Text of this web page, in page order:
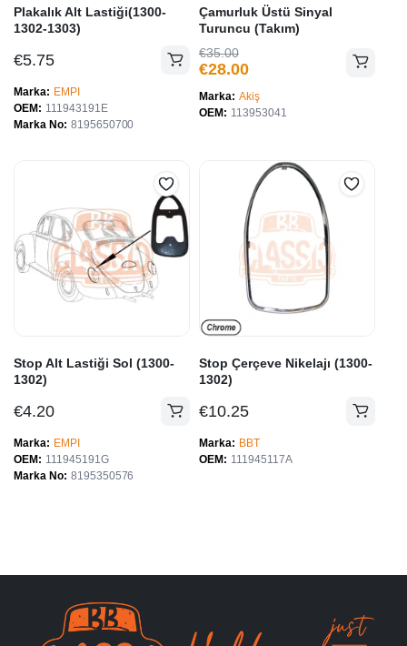
Plakalık Alt Lastiği(1300-
1302-1303)
€5.75
Marka
EMPI
OEM
111943191E
Marka No 8195650700
Çamurluk Üstü Sinyal
Turuncu (Takım)
€35.00
Orijinal
fiyat:
€35.00.
€28.00
Şu
andaki
fiyat:
€28.00.
Marka Akiş
OEM
113953041
Stop Alt Lastiği Sol (1300-
1302)
€4.20
Marka
EMPI
OEM
111945191G
Marka No 8195350576
Stop Çerçeve Nikelajı (1300-
1302)
€10.25
Marka
BBT
OEM
111945117A